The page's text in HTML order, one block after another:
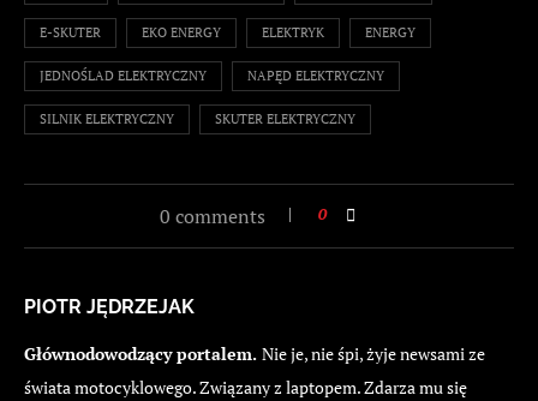
E-SKUTER EKO ENERGY ELEKTRYK ENERGY
JEDNOŚLAD ELEKTRYCZNY NAPĘD ELEKTRYCZNY
SILNIK ELEKTRYCZNY SKUTER ELEKTRYCZNY
0 comments 0
PIOTR JĘDRZEJAK
Głównodowodzący portalem. Nie je, nie śpi, żyje newsami ze
świata motocyklowego. Związany z laptopem. Zdarza mu się